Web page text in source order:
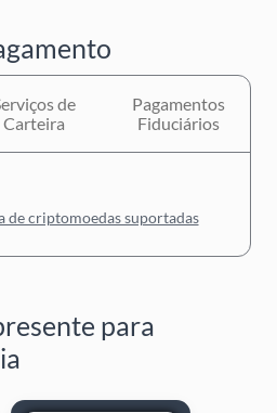
de
Carteira
Pagamentos
Fiduciários
de criptomoedas suportadas
para